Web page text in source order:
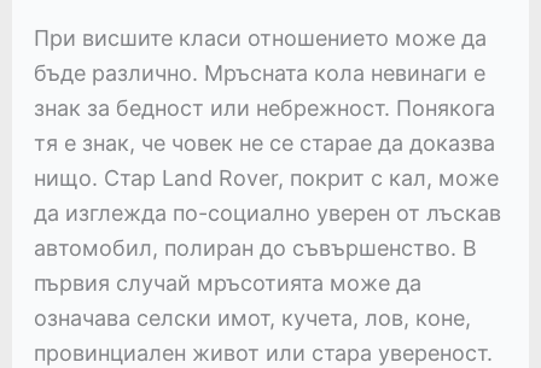
При висшите класи отношението може да
бъде различно. Мръсната кола невинаги е
знак за бедност или небрежност. Понякога
тя е знак, че човек не се старае да доказва
нищо. Стар Land Rover, покрит с кал, може
да изглежда по-социално уверен от лъскав
автомобил, полиран до съвършенство. В
първия случай мръсотията може да
означава селски имот, кучета, лов, коне,
провинциален живот или стара увереност.